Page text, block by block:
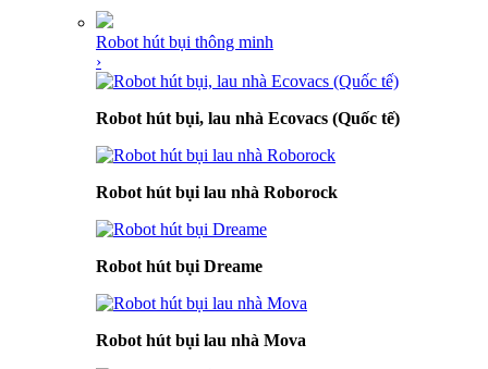
Robot hút bụi thông minh
›
Robot hút bụi, lau nhà Ecovacs (Quốc tế)
Robot hút bụi lau nhà Roborock
Robot hút bụi Dreame
Robot hút bụi lau nhà Mova